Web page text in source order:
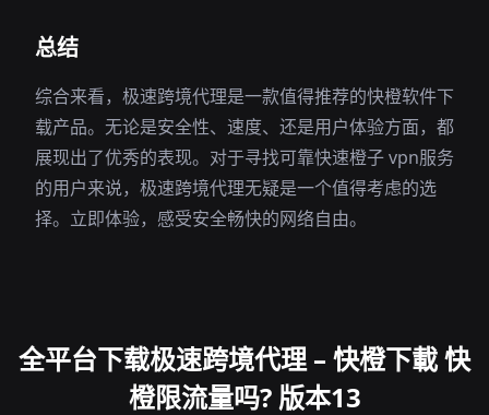
总结
综合来看，极速跨境代理是一款值得推荐的快橙软件下
载产品。无论是安全性、速度、还是用户体验方面，都
展现出了优秀的表现。对于寻找可靠快速橙子 vpn服务
的用户来说，极速跨境代理无疑是一个值得考虑的选
择。立即体验，感受安全畅快的网络自由。
全平台下载极速跨境代理 – 快橙下載 快
橙限流量吗? 版本13